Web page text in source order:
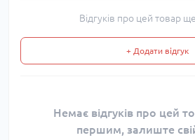
Відгуків про цей товар
+ Додати відгук
Немає відгуків про цей
першим, залиште